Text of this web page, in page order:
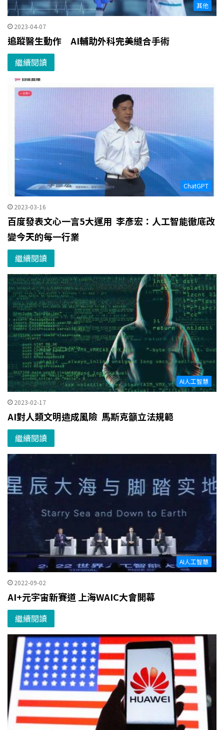
其他
2023-04-07
追蹤醫生動作 AI輔助外科完美縫合手術
繼續閱讀
ChatGPT
2023-03-16
百度發表文心一言5大運用 李彥宏：人工智能徹底改
變今天的每一行業
繼續閱讀
AI人工智慧
2023-02-17
AI對人類文明造成風險 馬斯克籲立法規範
繼續閱讀
AI人工智慧
2022-09-02
AI+元宇宙新賽道 上海WAIC大會開幕
繼續閱讀